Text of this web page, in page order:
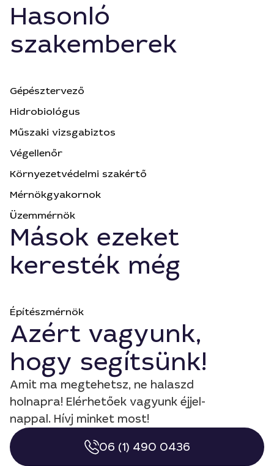
Hasonló
szakemberek
Gépésztervező
Hidrobiológus
Műszaki vizsgabiztos
Végellenőr
Környezetvédelmi szakértő
Mérnökgyakornok
Üzemmérnök
Mások ezeket
keresték még
Építészmérnök
Azért vagyunk,
hogy segítsünk!
Amit ma megtehetsz, ne halaszd
holnapra! Elérhetőek vagyunk éjjel-
nappal. Hívj minket most!
06 (1) 490 0436